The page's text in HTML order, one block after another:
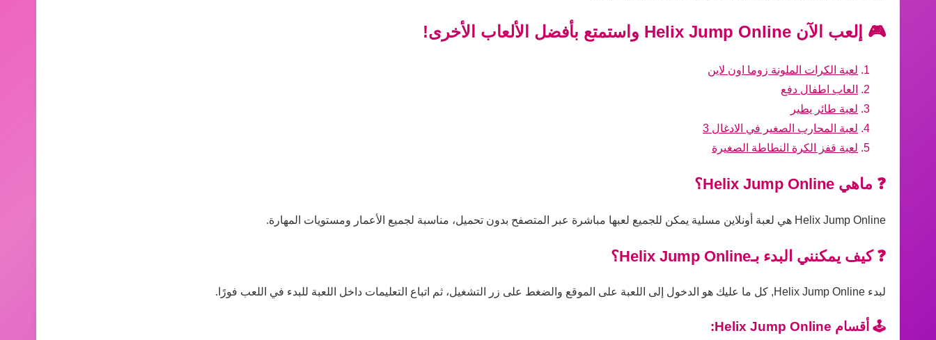
🎮 إلعب الآن Helix Jump Online واستمتع بأفضل الألعاب الأخرى!
لعبة الكرات الملونة زوما اون لاين
العاب اطفال دفع
لعبة طائر يطير
لعبة المحارب الصغير في الادغال 3
لعبة قفز الكرة النطاطة الصغيرة
❓ ماهي Helix Jump Online؟
Helix Jump Online هي لعبة أونلاين مسلية يمكن للجميع لعبها مباشرة عبر المتصفح بدون تحميل، مناسبة لجميع الأعمار ومستويات المهارة.
❓ كيف يمكنني البدء بـHelix Jump Online؟
لبدء Helix Jump Online, كل ما عليك هو الدخول إلى اللعبة على الموقع والضغط على زر التشغيل، ثم اتباع التعليمات داخل اللعبة للبدء في اللعب فورًا.
🕹️ أقسام Helix Jump Online: